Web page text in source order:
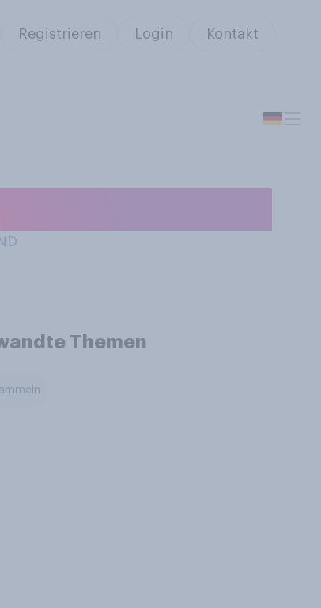
Registrieren Login Kontakt
Themen